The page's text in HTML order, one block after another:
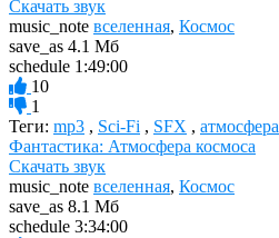
Скачать звук
music_note вселенная, Космос
save_as 4.1 Мб
schedule 1:49:00
10
1
Теги: mp3 , Sci-Fi , SFX , атмосфера
Фантастика: Атмосфера космоса
Скачать звук
music_note вселенная, Космос
save_as 8.1 Мб
schedule 3:34:00